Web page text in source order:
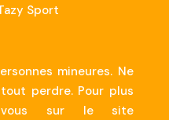
Sport
mineures. Ne
perdre. Pour plus
vous sur le site